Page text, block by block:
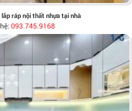
ráp nội thất nhựa tại nhà
093.745.9168